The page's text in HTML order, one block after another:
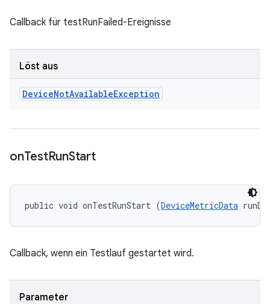
Callback für testRunFailed-Ereignisse
Löst aus
DeviceNotAvailableException
onTestRunStart
public void onTestRunStart (DeviceMetricData
Callback, wenn ein Testlauf gestartet wird.
Parameter